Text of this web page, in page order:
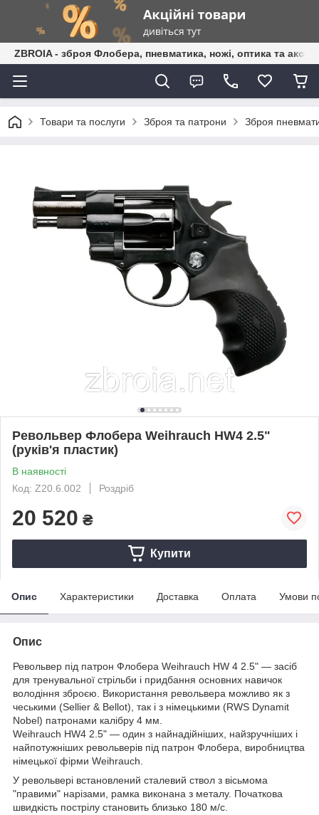
ZBROIA - зброя Флобера, пневматика, ножі, оптика та
Товари та послуги Зброя та патрони Зброя
Револьвер Флобера Weihrauch HW4 2.5"
(руків'я пластик)
В наявності
Код: Z20.6.002
Роздріб
20 520 ₴
Купити
Опис Характеристики Доставка Оплата Умови
Опис
Револьвер під патрон Флобера Weihrauch HW 4 2.5" — засіб
для тренувальної стрільби і придбання основних навичок
володіння зброєю. Використання револьвера можливо як з
чеськими (Sellier & Bellot), так і з німецькими (RWS Dynamit
Nobel) патронами калібру 4 мм.
Weihrauch HW4 2.5" — один з найнадійніших, найзручніших і
найпотужніших револьверів під патрон Флобера, виробництва
німецької фірми Weihrauch.
У револьвері встановлений сталевий ствол з вісьмома
"правими" нарізами, рамка виконана з металу. Початкова
швидкість пострілу становить близько 180 м/с.